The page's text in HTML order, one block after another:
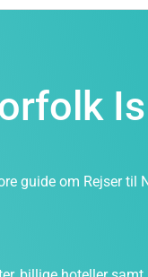
guide om Rejser til